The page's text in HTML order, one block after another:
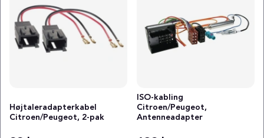
Højtaleradapterkabel
Citroen/Peugeot, 2-pak
ISO-kabling
Citroen/Peugeot,
Antenneadapter